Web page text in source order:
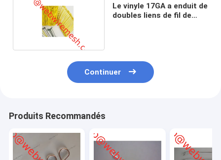
Le vinyle 17GA a enduit de
doubles liens de fil de
Continuer
Produits Recommandés